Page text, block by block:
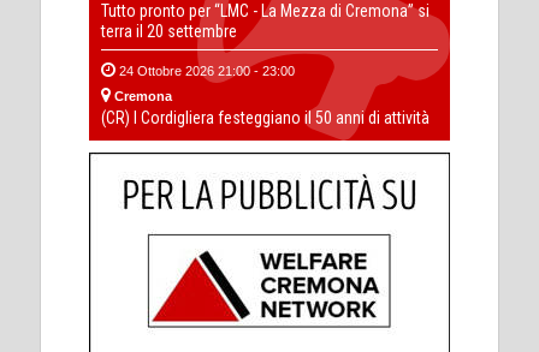
Tutto pronto per “LMC - La Mezza di Cremona” si
terra il 20 settembre
24 Ottobre 2026 21:00 - 23:00
Cremona
(CR) I Cordigliera festeggiano il 50 anni di attività